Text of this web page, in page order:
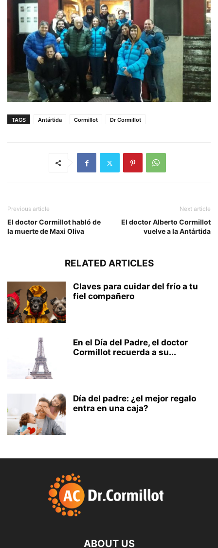
TAGS Antártida Cormillot Dr Cormillot
Previous article
El doctor Cormillot habló de
la muerte de Maxi Oliva
Next article
El doctor Alberto Cormillot
vuelve a la Antártida
RELATED ARTICLES
Claves para cuidar del frío a tu
fiel compañero
En el Día del Padre, el doctor
Cormillot recuerda a su...
Día del padre: ¿el mejor regalo
entra en una caja?
ABOUT US